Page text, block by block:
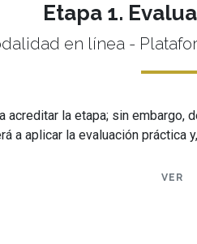
Etapa 1.
en línea -
la etapa; sin
a aplicar la evaluación
VER